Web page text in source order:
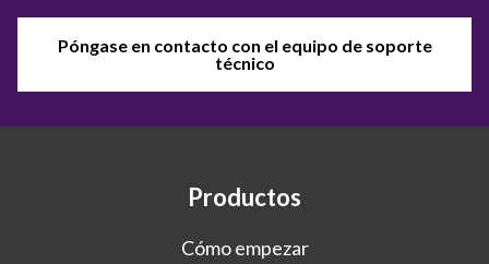
Póngase en contacto con el equipo de soporte
técnico
Productos
Cómo empezar